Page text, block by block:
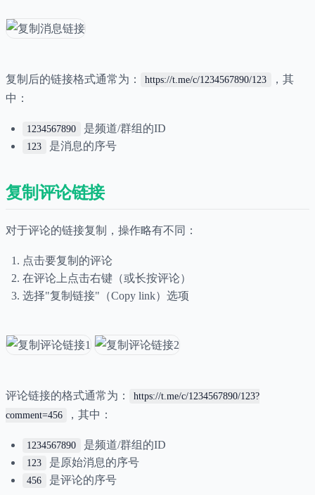
复制后的链接格式通常为： https://t.me/c/1234567890/123
，其
中：
1234567890 是频道/群组的ID
123 是消息的序号
复制评论链接
对于评论的链接复制，操作略有不同：
点击要复制的评论
在评论上点击右键（或长按评论）
选择"复制链接"（Copy link）选项
评论链接的格式通常为：
https://t.me/c/1234567890/123?
comment=456
，其中：
1234567890 是频道/群组的ID
123 是原始消息的序号
456 是评论的序号